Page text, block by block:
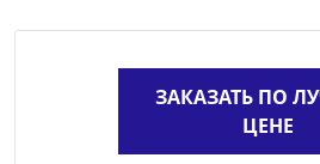
ЗАКАЗАТЬ ПО
ЦЕНЕ